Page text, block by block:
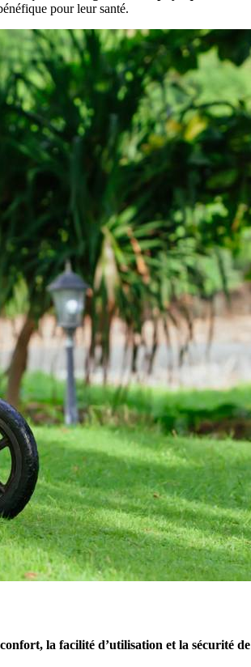
pour leur santé.
la facilité d’utilisation et la sécurité